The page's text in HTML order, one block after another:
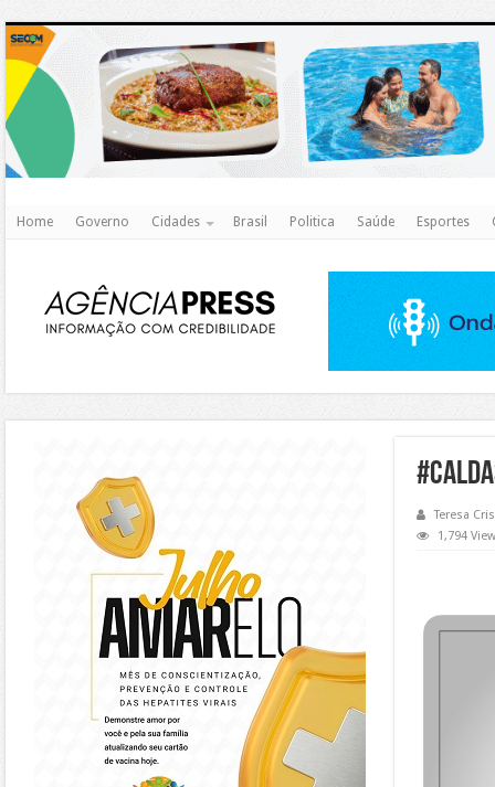
Home Governo Cidades Brasil Politica Saúde Esportes
Teresa
1,794